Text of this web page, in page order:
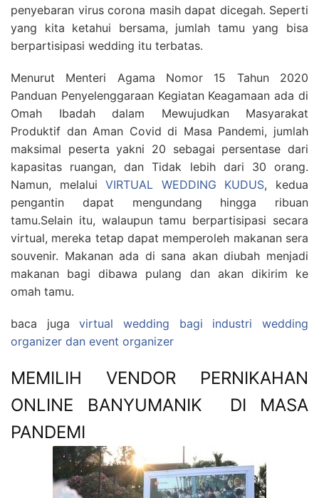
penyebaran virus corona masih dapat dicegah. Seperti
yang kita ketahui bersama, jumlah tamu yang bisa
berpartisipasi wedding itu terbatas.
Menurut Menteri Agama Nomor 15 Tahun 2020
Panduan Penyelenggaraan Kegiatan Keagamaan ada di
Omah Ibadah dalam Mewujudkan Masyarakat
Produktif dan Aman Covid di Masa Pandemi, jumlah
maksimal peserta yakni 20 sebagai persentase dari
kapasitas ruangan, dan Tidak lebih dari 30 orang.
Namun, melaluiVIRTUAL WEDDING KUDUS, kedua
pengantin dapat mengundang hingga ribuan
tamu.Selain itu, walaupun tamu berpartisipasi secara
virtual, mereka tetap dapat memperoleh makanan sera
souvenir. Makanan ada di sana akan diubah menjadi
makanan bagi dibawa pulang dan akan dikirim ke
omah tamu.
baca jugavirtual wedding bagi industri wedding
organizer dan event organizer
MEMILIH VENDOR PERNIKAHAN
ONLINE BANYUMANIK DI MASA
PANDEMI